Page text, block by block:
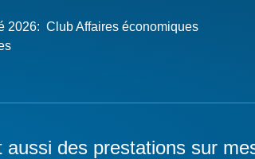
2026: Club Affaires économiques
aussi des prestations sur